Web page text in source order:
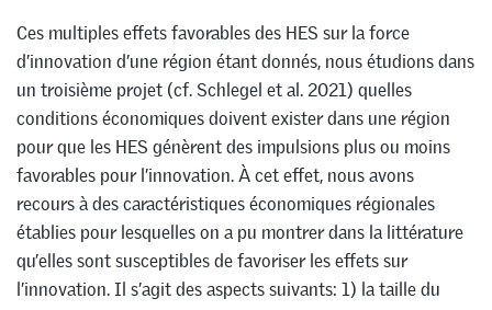
Ces multiples effets favorables des HES sur la force
d’innovation d’une région étant donnés, nous étudions dans
un troisième projet (cf. Schlegel et al. 2021) quelles
conditions économiques doivent exister dans une région
pour que les HES génèrent des impulsions plus ou moins
favorables pour l’innovation. À cet effet, nous avons
recours à des caractéristiques économiques régionales
établies pour lesquelles on a pu montrer dans la littérature
qu’elles sont susceptibles de favoriser les effets sur
l’innovation. Il s’agit des aspects suivants: 1) la taille du